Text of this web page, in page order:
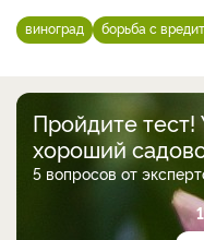
виноград борьба с
Пройдите тест!
хороший
5 вопросов от